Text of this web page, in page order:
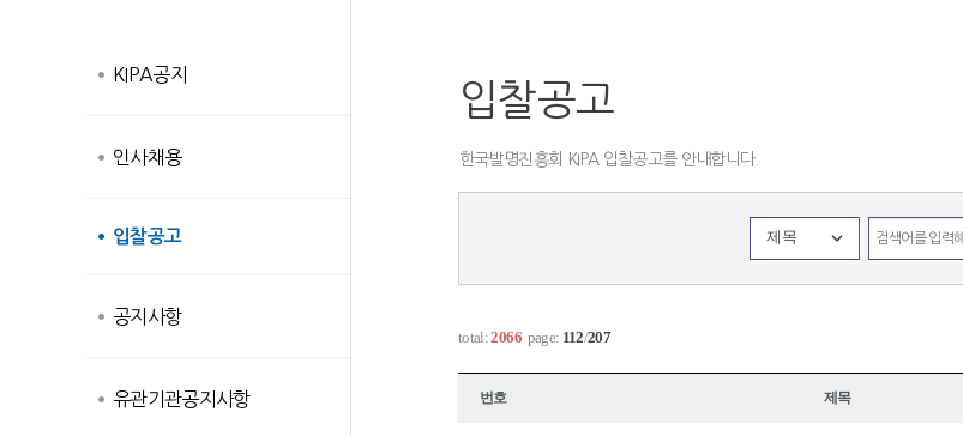
KIPA공지
인사채용
입찰공고
공지사항
유관기관공지사항
입찰공고
한국발명진흥회 KIPA 입찰공고를 안내합니다.
제목
total:2066page: 112/207
번호 제목